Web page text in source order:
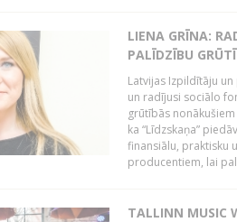
LIENA GRĪNA:
PALĪDZĪBU
Latvijas Izpildītāju
un radījusi sociālo
grūtībās
ka “Līdzskaņa”
finansiālu, praktisku
producentiem, lai
TALLINN MUSIC